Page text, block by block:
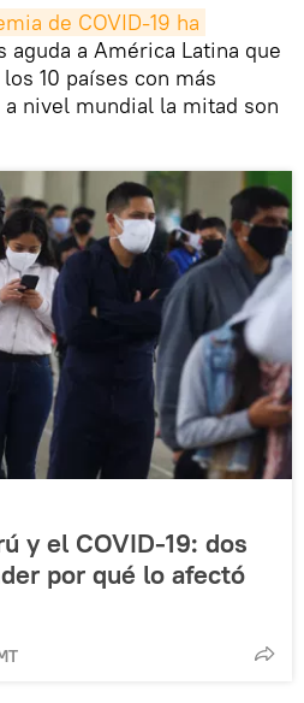
de COVID-19 ha
aguda a América Latina que
10 países con más
a nivel mundial la mitad son
y el COVID-19: dos
por qué lo afectó